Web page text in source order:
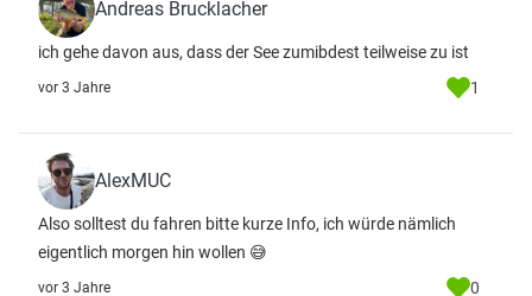
Andreas Brucklacher
ich gehe davon aus, dass der See zumibdest teilweise zu ist
vor 3 Jahre 1
AlexMUC
Also solltest du fahren bitte kurze Info, ich würde nämlich
eigentlich morgen hin wollen 😅
vor 3 Jahre 0